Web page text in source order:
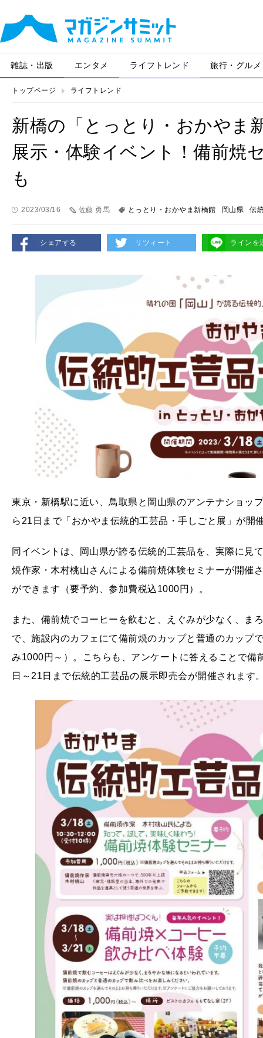
雑誌・出版 エンタメ ライフトレンド 旅行・グルメ
トップページ ライフトレンド
新橋の「とっとり・おかやま
展示・体験イベント！備前焼
も
2023/03/16 佐藤 勇馬 とっとり・おかやま新橋館 岡山県 伝
シェアする リツィート ラインを
東京・新橋駅に近い、鳥取県と岡山県のアンテナショッ
ら21日まで「おかやま伝統的工芸品・手しごと展」が開
同イベントは、岡山県が誇る伝統的工芸品を、実際に見
焼作家・木村桃山さんによる備前焼体験セミナーが開催
ができます（要予約、参加費税込1000円）。
また、備前焼でコーヒーを飲むと、えぐみが少なく、ま
で、施設内のカフェにて備前焼のカップと普通のカップ
み1000円～）。こちらも、アンケートに答えることで
日～21日まで伝統的工芸品の展示即売会が開催されます